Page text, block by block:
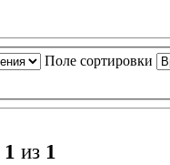
Поле сортировки
1 из 1